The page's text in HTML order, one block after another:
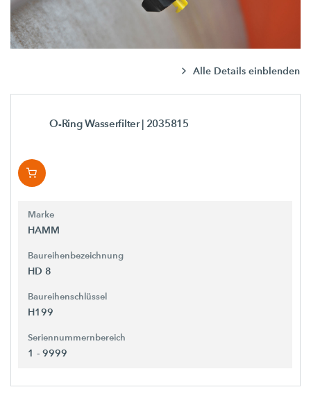
Alle Details einblenden
O-Ring Wasserfilter| 2035815
Marke
HAMM
Baureihenbezeichnung
HD 8
Baureihenschlüssel
H199
Seriennummernbereich
1 - 9999